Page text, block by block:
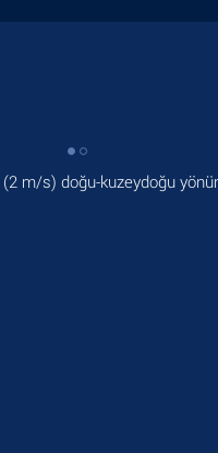
(2 m/s) doğu-kuzeydoğu